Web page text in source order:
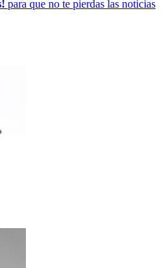
para que no te pierdas las noticias